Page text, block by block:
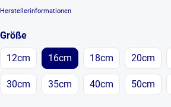
Herstellerinformationen
Größeauswählen
12cm 16cm 18cm 20cm
30cm 35cm 40cm 50cm